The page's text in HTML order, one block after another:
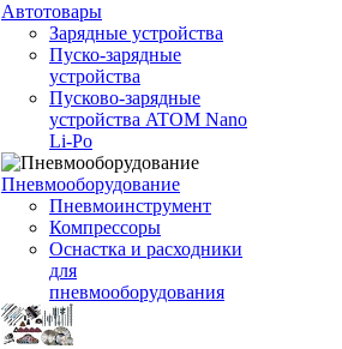
Автотовары
Зарядные устройства
Пуско-зарядные
устройства
Пусково-зарядные
устройства ATOM Nano
Li-Po
Пневмооборудование
Пневмоинструмент
Компрессоры
Оснастка и расходники
для
пневмооборудования